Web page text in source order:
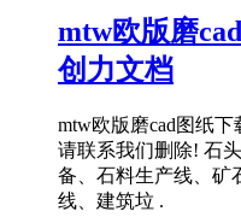
mtw欧版磨
创力文档
mtw欧版磨cad图纸下
请联系我们删除! 石
备、石料生产线、矿
线、建筑垃 .